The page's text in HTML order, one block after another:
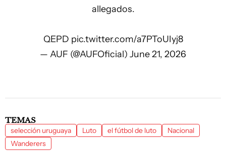
allegados.
QEPD pic.twitter.com/a7PToUIyj8
— AUF (@AUFOficial) June 21, 2026
TEMAS
selección uruguaya Luto el fútbol de luto
Nacional
Wanderers